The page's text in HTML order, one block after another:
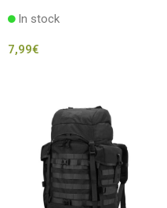
In stock
7,99€